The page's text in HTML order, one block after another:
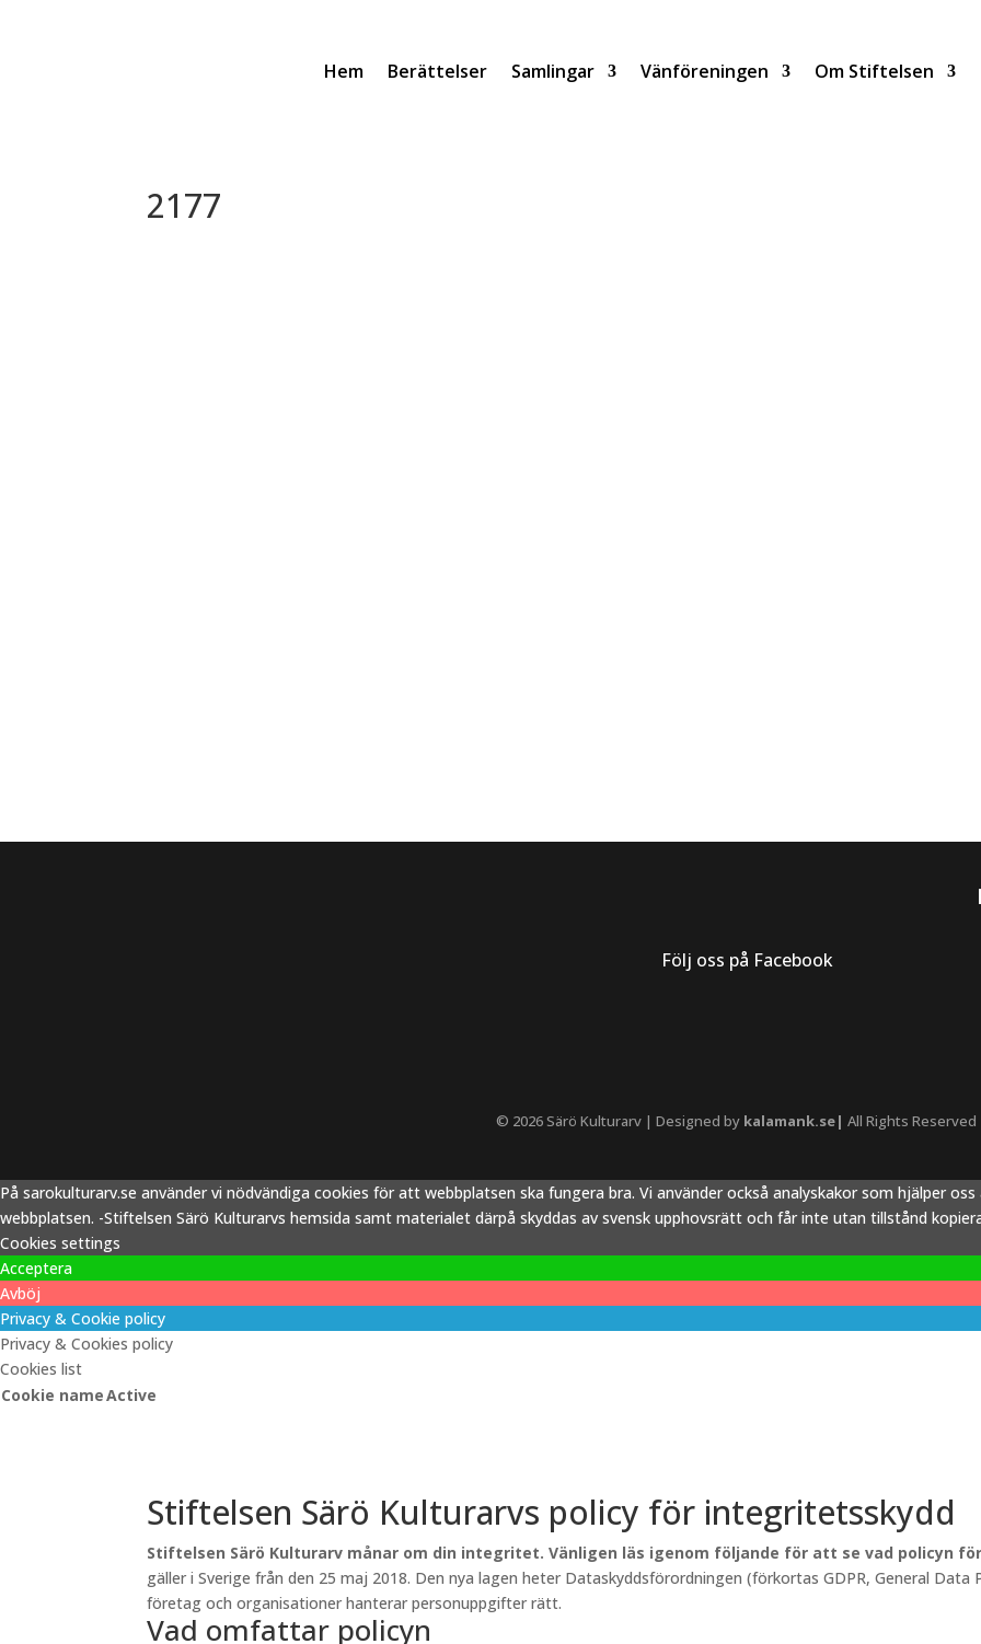
Hem Berättelser Samlingar Vänföreningen Om Stiftelsen
2177
Följ oss på Facebook
© 2026 Särö Kulturarv | Designed by kalamank.se| All Rights Reserved
På sarokulturarv.se använder vi nödvändiga cookies för att webbplatsen ska fungera bra. Vi använder också analyskakor som hjälper
webbplatsen. -Stiftelsen Särö Kulturarvs hemsida samt materialet därpå skyddas av svensk upphovsrätt och får inte utan tillstånd
Cookies settings
Acceptera
Avböj
Privacy & Cookie policy
Privacy & Cookies policy
Cookies list
Cookie nameActive
Stiftelsen Särö Kulturarvs policy för integritetsskydd
Stiftelsen Särö Kulturarv månar om din integritet. Vänligen läs igenom följande för att se vad policyn
gäller i Sverige från den 25 maj 2018. Den nya lagen heter Dataskyddsförordningen (förkortas GDPR, General
företag och organisationer hanterar personuppgifter rätt.
Vad omfattar policyn